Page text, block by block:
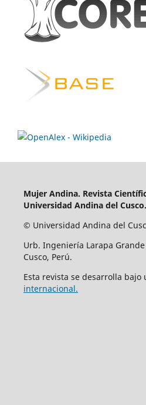
Mujer Andina. Revista
Universidad Andina del Cusco.
© Universidad Andina del
Urb. Ingeniería Larapa Grande
Cusco, Perú.
Esta revista se desarrolla bajo
internacional.